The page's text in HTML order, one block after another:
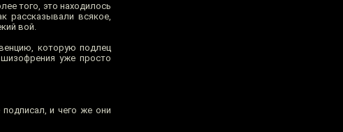
того, это находилось
рассказывали всякое,
вой.
которую подлец
уже просто
и чего же они